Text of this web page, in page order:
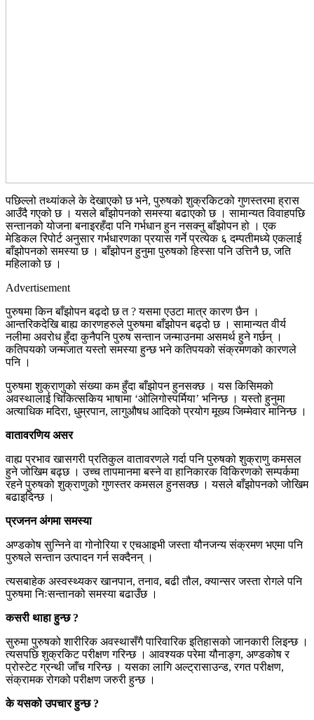
पछिल्लो तथ्यांकले के देखाएको छ भने, पुरुषको शुक्रकिटको गुणस्तरमा ह्रास
आउँदै गएको छ । यसले बाँझोपनको समस्या बढाएको छ । सामान्यत विवाहपछि
सन्तानको योजना बनाइरहँदा पनि गर्भधान हुन नसक्नु बाँझोपन हो । एक
मेडिकल रिपोर्ट अनुसार गर्भधारणका प्रयास गर्ने प्रत्येक ६ दम्पतीमध्ये एकलाई
बाँझोपनको समस्या छ । बाँझोपन हुनुमा पुरुषको हिस्सा पनि उत्तिनै छ, जति
महिलाको छ ।
Advertisement
पुरुषमा किन बाँझोपन बढ्दो छ त ? यसमा एउटा मात्र कारण छैन ।
आन्तरिकदेखि बाह्य कारणहरुले पुरुषमा बाँझोपन बढ्दो छ । सामान्यत वीर्य
नलीमा अवरोध हुँदा कुनैपनि पुरुष सन्तान जन्माउनमा असमर्थ हुने गर्छन् ।
कतिपयको जन्मजात यस्तो समस्या हुन्छ भने कतिपयको संक्रमणको कारणले
पनि ।
पुरुषमा शुक्राणुको संख्या कम हुँदा बाँझोपन हुनसक्छ । यस किसिमको
अवस्थालाई चिकित्सकिय भाषामा ‘ओलिगोस्पर्मिया’ भनिन्छ । यस्तो हुनुमा
अत्याधिक मदिरा, धुम्रपान, लागुऔषध आदिको प्रयोग मूख्य जिम्मेवार मानिन्छ ।
वातावरणिय असर
वाह्य प्रभाव खासगरी प्रतिकुल वातावरणले गर्दा पनि पुरुषको शुक्राणु कमसल
हुने जोखिम बढ्छ । उच्च तापमानमा बस्ने वा हानिकारक विकिरणको सम्पर्कमा
रहने पुरुषको शुक्राणुको गुणस्तर कमसल हुनसक्छ । यसले बाँझोपनको जोखिम
बढाइदिन्छ ।
प्रजनन अंगमा समस्या
अण्डकोष सुन्निने वा गोनोरिया र एचआइभी जस्ता यौनजन्य संक्रमण भएमा पनि
पुरुषले सन्तान उत्पादन गर्न सक्दैनन् ।
त्यसबाहेक अस्वस्थ्यकर खानपान, तनाव, बढी तौल, क्यान्सर जस्ता रोगले पनि
पुरुषमा निःसन्तानको समस्या बढाउँछ ।
कसरी थाहा हुन्छ ?
सुरुमा पुरुषको शारीरिक अवस्थासँगै पारिवारिक इतिहासको जानकारी लिइन्छ ।
त्यसपछि शुक्रकिट परीक्षण गरिन्छ । आवश्यक परेमा यौनाङ्ग, अण्डकोष र
प्रोस्टेट ग्रन्थी जाँच गरिन्छ । यसका लागि अल्ट्रासाउन्ड, रगत परीक्षण,
संक्रामक रोगको परीक्षण जरुरी हुन्छ ।
के यसको उपचार हुन्छ ?